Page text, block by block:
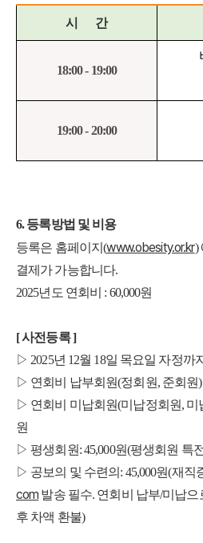
시 간
18:00 - 19:00
19:00 - 20:00
6. 등록방법 및 비용
등록은 홈페이지(www.obesity.or.kr)
결제가 가능합니다.
2025년도 연회비 : 60,000원
[ 사전등록 ]
▷ 2025년 12월 18일 목요일 자정까지
▷ 연회비 납부회원(정회원, 준회원)
▷ 연회비 미납회원(미납정회원, 미
원
▷ 평생회원: 45,000원(평생회원 특
▷ 공보의 및 수련의: 45,000원(재직
com 발송 필수. 연회비 납부/미납으
후 차액 환불)